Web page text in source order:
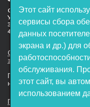
Сертификат
Учебное оборудование,
ЭнергияЛаб ТУ
47627947–2021 Серийный
ООО НТП «ЭнергияЛаб».
защищены.
Представленная на
не является
Пользовательское
Этот сайт
сервисы сбора
данных
экрана и др.) для
обслуживания.
этот сайт, вы
использованием